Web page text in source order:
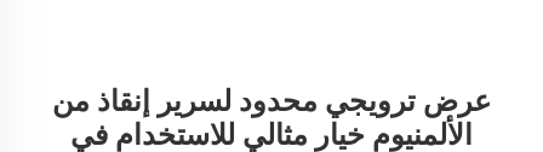
عرض ترويجي محدود لسرير إنقاذ من
الألمنيوم خيار مثالي للاستخدام في